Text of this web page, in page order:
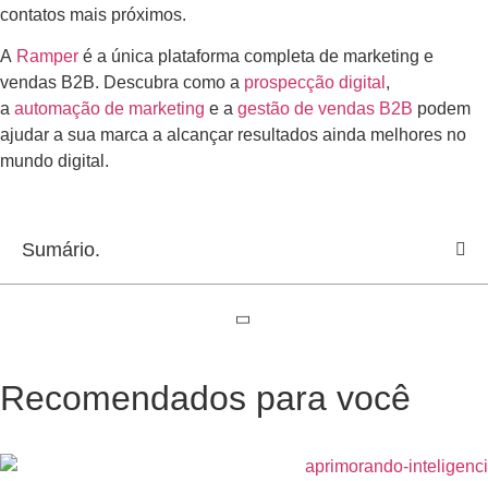
contatos mais próximos.
A Ramper é a única plataforma completa de marketing e
vendas B2B. Descubra como a prospecção digital ,
a automação de marketing e a gestão de vendas B2B podem
ajudar a sua marca a alcançar resultados ainda melhores no
mundo digital.
Sumário.
Recomendados para você